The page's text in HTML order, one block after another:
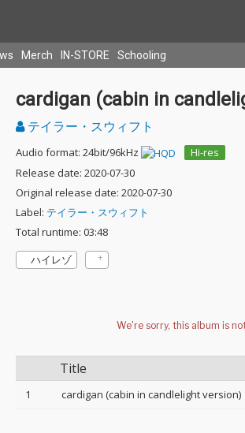
Merch IN-STORE Schooling
cardigan (cabin in
テイラー・スウィフト
Audio format: 24bit/96kHz
Hi-res
Release date: 2020-07-30
Original release date: 2020-07-30
Label: テイラー・スウィフト
Total runtime: 03:48
ハイレゾ
Title
1 cardigan (cabin in candlelight version)